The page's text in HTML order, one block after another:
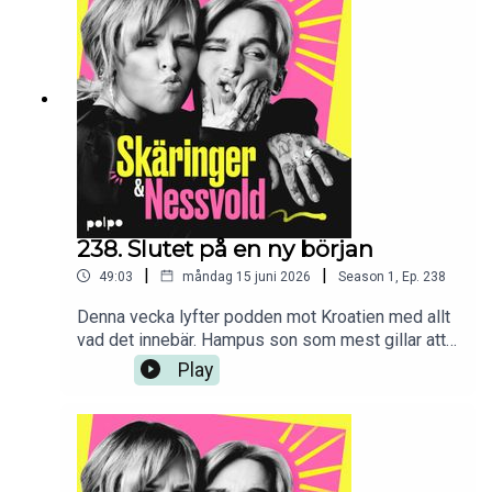
Anna Spolander
238. Slutet på en ny början
49:03 | måndag 15 juni 2026 | Season 1 Ep. 238
Denna vecka lyfter podden mot Kroatien med allt
vad det innebär. Hampus son som mest gillar att
åka bil i små städer ska premiärflyga så styrka
skickas till alla ombord på den flighten. Mia som
och lugn resa mot seglingsäventyret som också
blir avslutningen på den här podden för den här
gången. Dock kan denna duo verkligen dyka upp i
Play